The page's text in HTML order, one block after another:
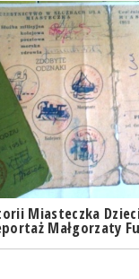
Miasteczka
Małgorzaty